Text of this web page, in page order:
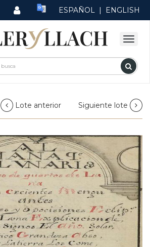
ESPAÑOL | ENGLISH
Lote anterior Siguiente lote